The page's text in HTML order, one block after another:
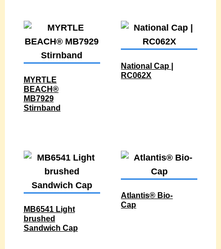
MYRTLE
BEACH®
MB7929
Stirnband
National Cap |
RC062X
MB6541 Light
brushed
Sandwich Cap
Atlantis® Bio-
Cap